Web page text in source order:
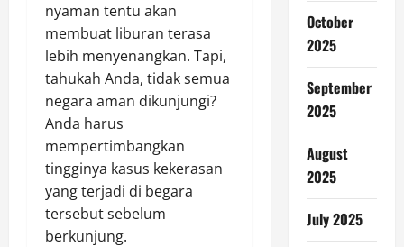
nyaman tentu akan
membuat liburan terasa
lebih menyenangkan. Tapi,
tahukah Anda, tidak semua
negara aman dikunjungi?
Anda harus
mempertimbangkan
tingginya kasus kekerasan
yang terjadi di begara
tersebut sebelum
berkunjung.
October
2025
September
2025
August
2025
July 2025